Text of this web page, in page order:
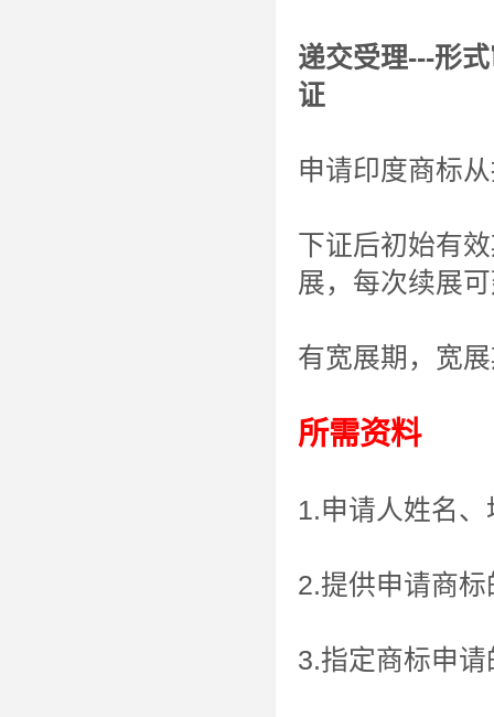
递交受理---形
证
申请印度商标
下证后初始有
展，每次续展
有宽展期，宽
所需资料
1.申请人姓名、
2.提供申请商
3.指定商标申